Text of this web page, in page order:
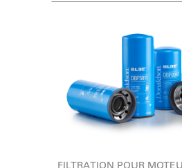
FILTRATION POUR